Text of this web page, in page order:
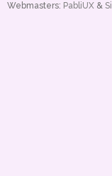
Webmasters: PabliUX &